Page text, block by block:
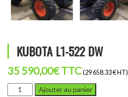
KUBOTA L1-522 DW
35 590,00€TTC (29 658.33 € HT)
quantité
Ajouter au panier